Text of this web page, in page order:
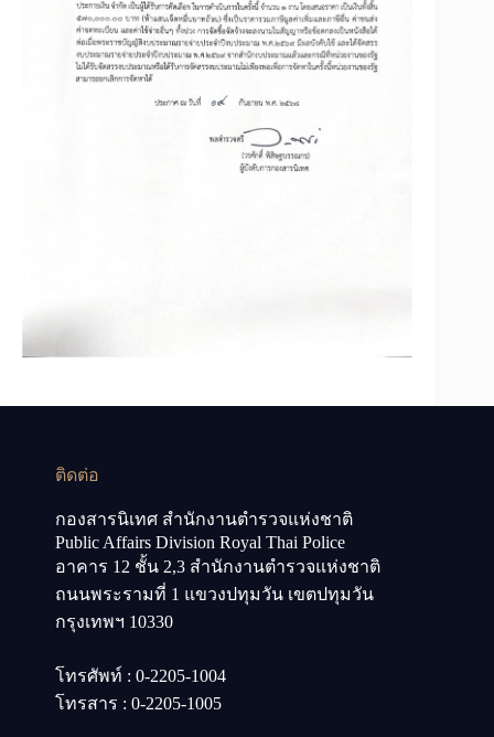
ติดต่อ
กองสารนิเทศ สำนักงานตำรวจแห่งชาติ
Public Affairs Division Royal Thai Police
อาคาร 12 ชั้น 2,3 สำนักงานตำรวจแห่งชาติ
ถนนพระรามที่ 1 แขวงปทุมวัน เขตปทุมวัน
กรุงเทพฯ 10330
โทรศัพท์ : 0-2205-1004
โทรสาร : 0-2205-1005